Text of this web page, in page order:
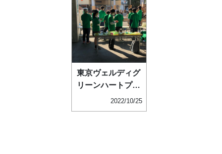
東京ヴェルディグ
リーンハートプロ
2022/10/25